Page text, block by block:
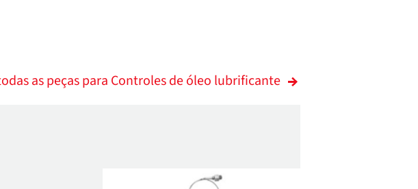
as peças para Controles de óleo lubrificante